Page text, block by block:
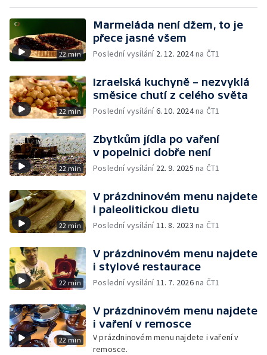
22 min
Marmeláda není džem, to je
přece jasné všem
Poslední vysílání 2. 12. 2024na ČT1
22 min
Izraelská kuchyně – nezvyklá
směsice chutí z celého světa
Poslední vysílání6. 10. 2024na ČT1
22 min
Zbytkům jídla po vaření
v popelnici dobře není
Poslední vysílání 22. 9. 2025 na ČT1
22 min
V prázdninovém menu najdete
i paleolitickou dietu
Poslední vysílání11. 8. 2023 na ČT1
22 min
V prázdninovém menu najdete
i stylové restaurace
Poslední vysílání11. 7. 2026na ČT1
22 min
V prázdninovém menu najdete
i vaření v remosce
V prázdninovém menu najdete i vaření v
remosce.